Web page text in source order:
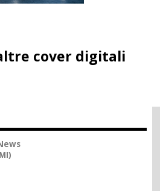
cover digitali